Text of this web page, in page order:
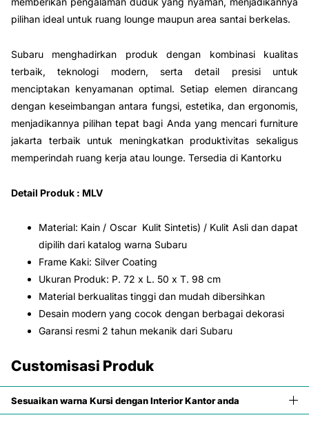
pilihan ideal untuk ruang lounge maupun area santai berkelas.
Subaru menghadirkan produk dengan kombinasi kualitas
terbaik, teknologi modern, serta detail presisi untuk
menciptakan kenyamanan optimal. Setiap elemen dirancang
dengan keseimbangan antara fungsi, estetika, dan ergonomis,
menjadikannya pilihan tepat bagi Anda yang mencari furniture
jakarta terbaik untuk meningkatkan produktivitas sekaligus
memperindah ruang kerja atau lounge. Tersedia di Kantorku
Detail Produk : MLV
Material: Kain / Oscar Kulit Sintetis) / Kulit Asli dan dapat
dipilih dari katalog warna Subaru
Frame Kaki: Silver Coating
Ukuran Produk: P. 72 x L. 50 x T. 98 cm
Material berkualitas tinggi dan mudah dibersihkan
Desain modern yang cocok dengan berbagai dekorasi
Garansi resmi 2 tahun mekanik dari Subaru
Customisasi Produk
Sesuaikan warna Kursi dengan Interior Kantor anda